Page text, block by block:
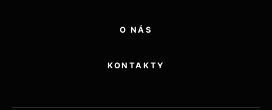
O NÁS
KONTAKTY